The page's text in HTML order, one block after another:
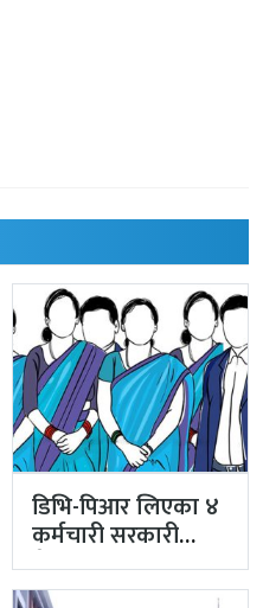
डिभि-पिआर लिएका ४
कर्मचारी सरकारी
सेवाबाट अयोग्य
ठहरिने गरि कारबाही…